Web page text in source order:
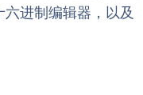
进制编辑器，以及